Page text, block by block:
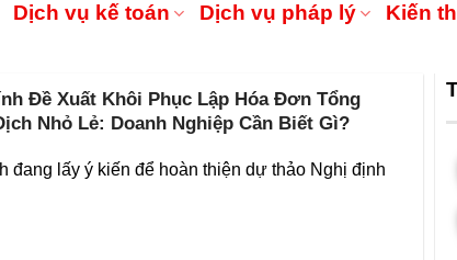
Dịch vụ kế toán Dịch vụ pháp lý Kiến
Đề Xuất Khôi Phục Lập Hóa Đơn Tổng
Nhỏ Lẻ: Doanh Nghiệp Cần Biết Gì?
đang lấy ý kiến để hoàn thiện dự thảo Nghị định